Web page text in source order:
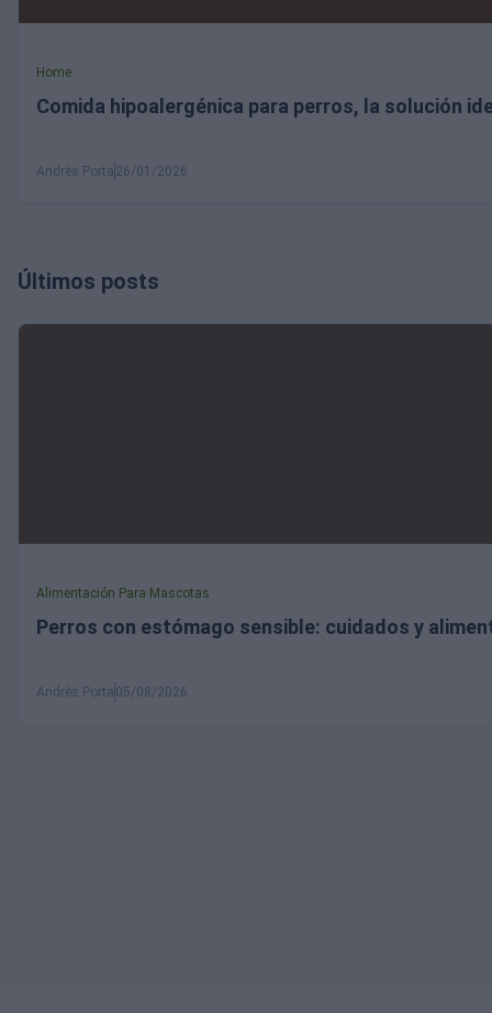
Home
Comida hipoalergénica para perros, la solución
Andrés Porta 26/01/2026
Últimos posts
Alimentación Para Mascotas
Perros con estómago sensible: cuidados y
Andrés Porta 05/08/2026